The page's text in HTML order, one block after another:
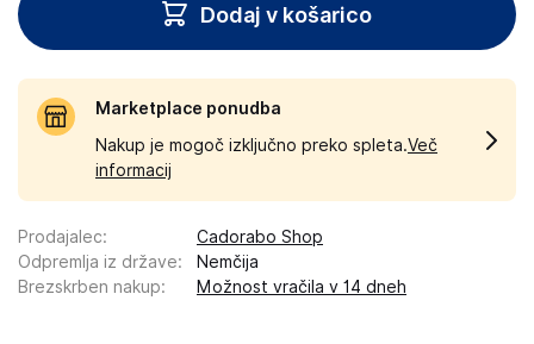
Dodaj v košarico
Marketplace ponudba
Nakup je mogoč izključno preko spleta.Več
informacij
Prodajalec:
Cadorabo Shop
Odpremlja iz države:
Nemčija
Brezskrben nakup: Možnost vračila v 14 dneh